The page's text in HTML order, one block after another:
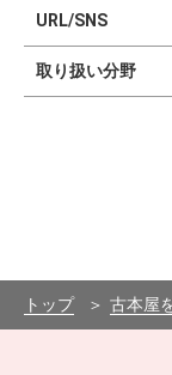
URL/SNS
取り扱い分野
−
トップ 古本屋